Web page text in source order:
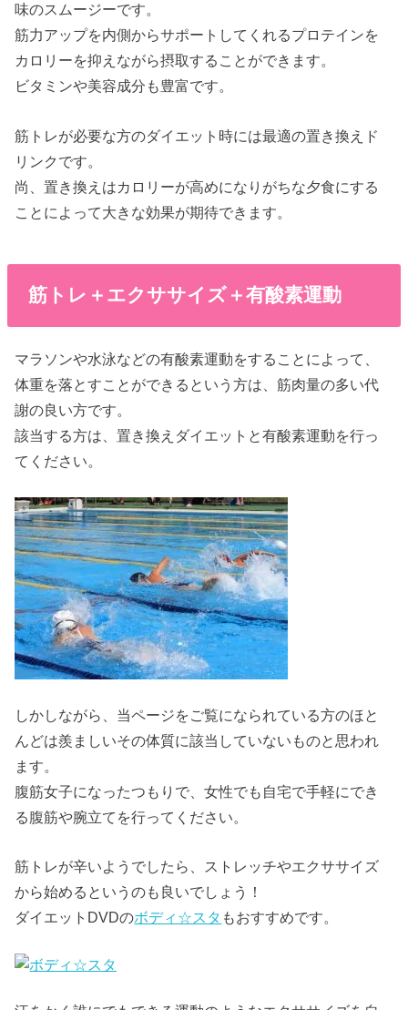
味のスムージーです。
筋力アップを内側からサポートしてくれるプロテインを
カロリーを抑えながら摂取することができます。
ビタミンや美容成分も豊富です。
筋トレが必要な方のダイエット時には最適の置き換えド
リンクです。
尚、置き換えはカロリーが高めになりがちな夕食にする
ことによって大きな効果が期待できます。
筋トレ＋エクササイズ＋有酸素運動
マラソンや水泳などの有酸素運動をすることによって、
体重を落とすことができるという方は、筋肉量の多い代
謝の良い方です。
該当する方は、置き換えダイエットと有酸素運動を行っ
てください。
しかしながら、当ページをご覧になられている方のほと
んどは羨ましいその体質に該当していないものと思われ
ます。
腹筋女子になったつもりで、女性でも自宅で手軽にでき
る腹筋や腕立てを行ってください。
筋トレが辛いようでしたら、ストレッチやエクササイズ
から始めるというのも良いでしょう！
ダイエットDVDのボディ☆スタ もおすすめです。